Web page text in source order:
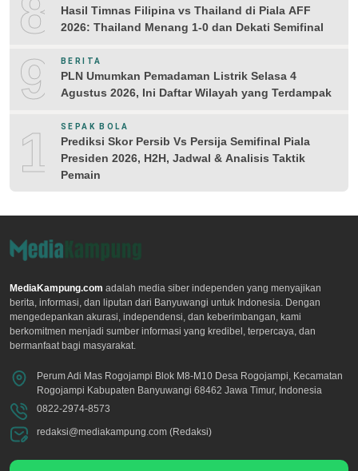
8
Hasil Timnas Filipina vs Thailand di Piala AFF
2026: Thailand Menang 1-0 dan Dekati Semifinal
9 BERITA
PLN Umumkan Pemadaman Listrik Selasa 4
Agustus 2026, Ini Daftar Wilayah yang Terdampak
10SEPAK BOLA
Prediksi Skor Persib Vs Persija Semifinal Piala
Presiden 2026, H2H, Jadwal & Analisis Taktik
Pemain
MediaKampung.com adalah media siber independen yang menyajikan
berita, informasi, dan liputan dari Banyuwangi untuk Indonesia. Dengan
mengedepankan akurasi, independensi, dan keberimbangan, kami
berkomitmen menjadi sumber informasi yang kredibel, terpercaya, dan
bermanfaat bagi masyarakat.
Perum Adi Mas Rogojampi Blok M8-M10 Desa Rogojampi, Kecamatan
Rogojampi Kabupaten Banyuwangi 68462 Jawa Timur, Indonesia
0822-2974-8573
redaksi@mediakampung.com (Redaksi)